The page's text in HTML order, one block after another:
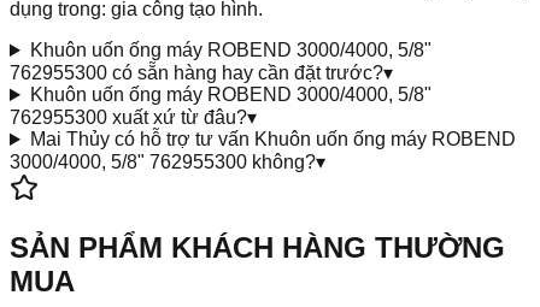
dụng trong: gia công tạo hình.
Khuôn uốn ống máy ROBEND 3000/4000, 5/8"
762955300 có sẵn hàng hay cần đặt trước?▾
Khuôn uốn ống máy ROBEND 3000/4000, 5/8"
762955300 xuất xứ từ đâu?▾
Mai Thủy có hỗ trợ tư vấn Khuôn uốn ống máy ROBEND
3000/4000, 5/8" 762955300 không?▾
SẢN PHẨM KHÁCH HÀNG THƯỜNG
MUA